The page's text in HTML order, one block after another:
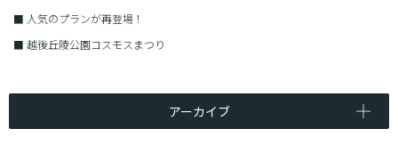
■ 人気のプランが再登場！
■ 越後丘陵公園コスモスまつり
アーカイブ